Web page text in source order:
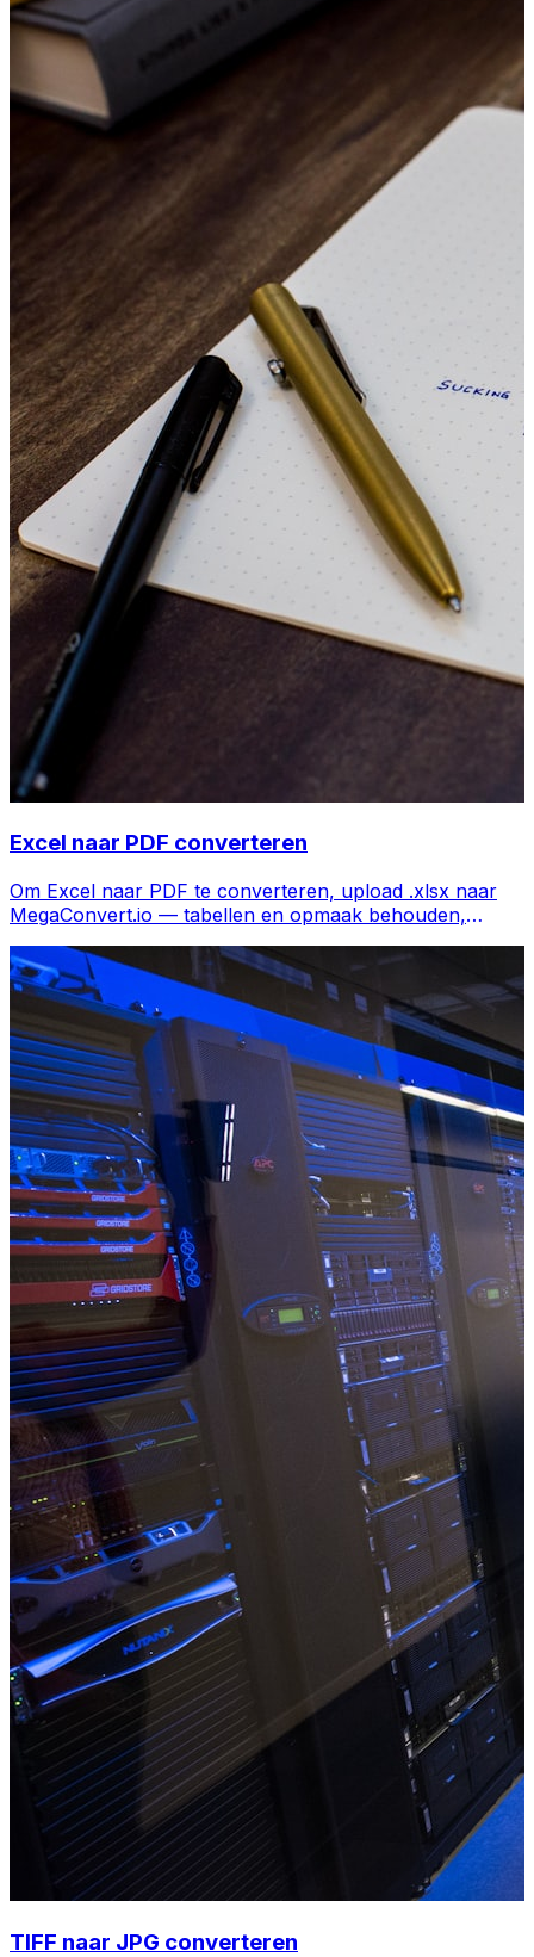
Excel naar PDF converteren
Om Excel naar PDF te converteren, upload .xlsx naar
MegaConvert.io — tabellen en opmaak behouden,
TIFF naar JPG converteren